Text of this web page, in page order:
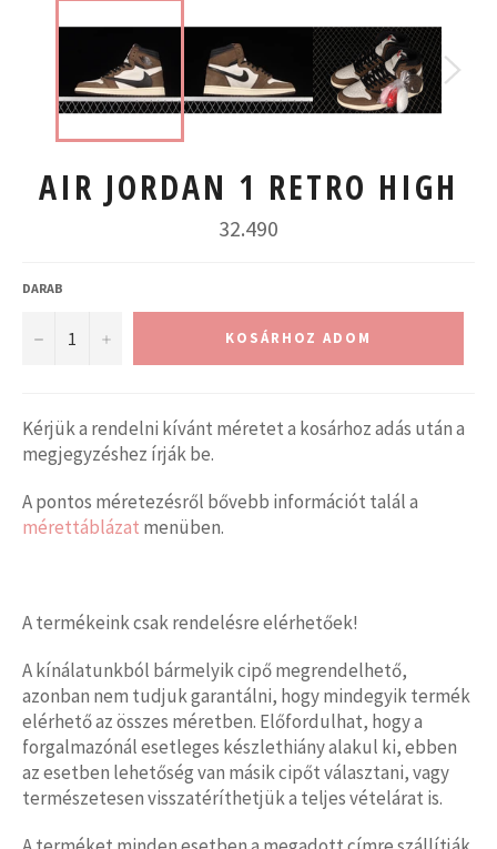
AIR JORDAN 1 RETRO HIGH
Normál
ár
32.490
DARAB
− + KOSÁRHOZ ADOM
Kérjük a rendelni kívánt méretet a kosárhoz adás után a
megjegyzéshez írják be.
A pontos méretezésről bővebb információt talál a
mérettáblázat menüben.
A termékeink csak rendelésre elérhetőek!
A kínálatunkból bármelyik cipő megrendelhető,
azonban nem tudjuk garantálni, hogy mindegyik termék
elérhető az összes méretben. Előfordulhat, hogy a
forgalmazónál esetleges készlethiány alakul ki, ebben
az esetben lehetőség van másik cipőt választani, vagy
természetesen visszatéríthetjük a teljes vételárat is.